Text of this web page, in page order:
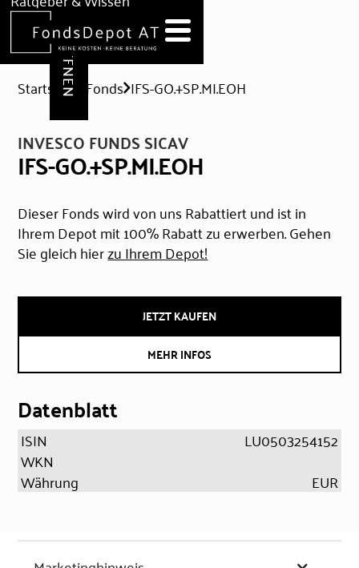
Hilfe & Formulare
DEPOT ERÖFFNEN
Startseite Fonds IFS-GO.+SP.MI.EOH
INVESCO FUNDS SICAV
IFS-GO.+SP.MI.EOH
Dieser Fonds wird von uns Rabattiert und ist in
Ihrem Depot mit 100% Rabatt zu erwerben. Gehen
Sie gleich hierzu Ihrem Depot!
JETZT KAUFEN
MEHR INFOS
Datenblatt
ISIN
LU0503254152
WKN
Währung
EUR